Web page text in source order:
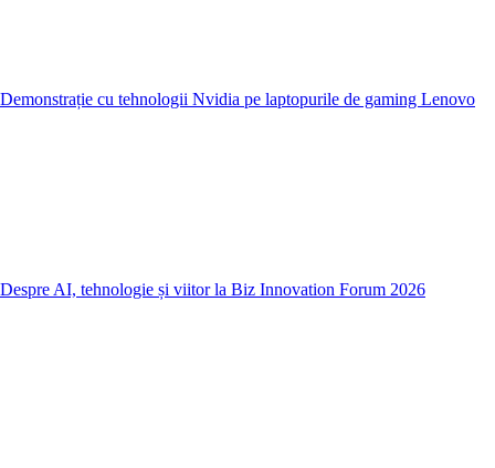
Demonstrație cu tehnologii Nvidia pe laptopurile de gaming Lenovo
Despre AI, tehnologie și viitor la Biz Innovation Forum 2026